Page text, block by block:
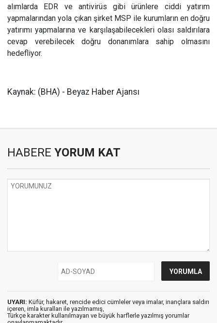
alımlarda EDR ve antivirüs gibi ürünlere ciddi yatırım
yapmalarından yola çıkan şirket MSP ile kurumların en doğru
yatırımı yapmalarına ve karşılaşabilecekleri olası saldırılara
cevap verebilecek doğru donanımlara sahip olmasını
hedefliyor.
Kaynak: (BHA) - Beyaz Haber Ajansı
HABERE YORUM KAT
UYARI: Küfür, hakaret, rencide edici cümleler veya imalar, inançlara saldırı
içeren, imla kuralları ile yazılmamış,
Türkçe karakter kullanılmayan ve büyük harflerle yazılmış yorumlar